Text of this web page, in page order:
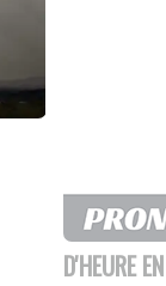
D'HEURE